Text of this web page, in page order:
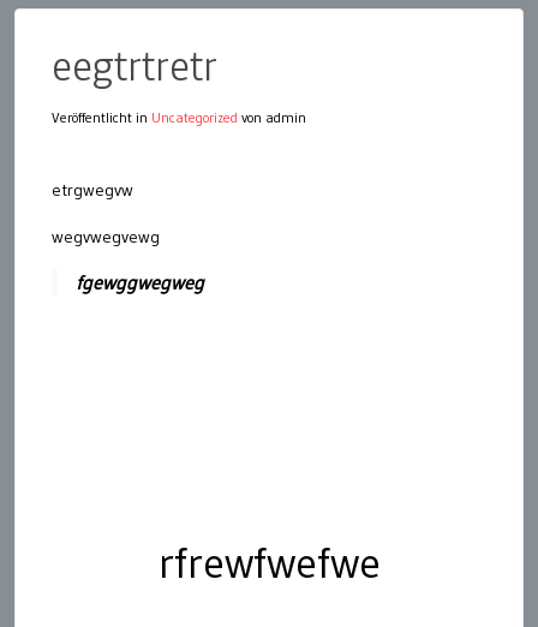
eegtrtretr
Veröffentlicht in Uncategorized von admin
etrgwegvw
wegvwegvewg
fgewggwegweg
rfrewfwefwe